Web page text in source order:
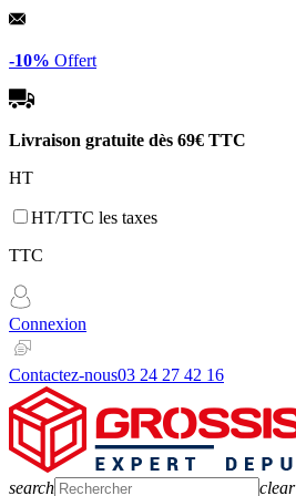
Panneau de gestion des cookies
-10% Offert
Livraison gratuite dès 69€ TTC
HT
HT/TTC les taxes
TTC
Connexion
Contactez-nous03 24 27 42 16
search clear